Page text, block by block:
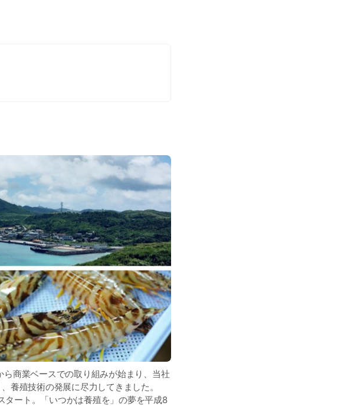
商業ベースでの取り組みが始まり、当社
養殖技術の発展に尽力してきました。
ート。「いつかは養殖を」の夢を平成8